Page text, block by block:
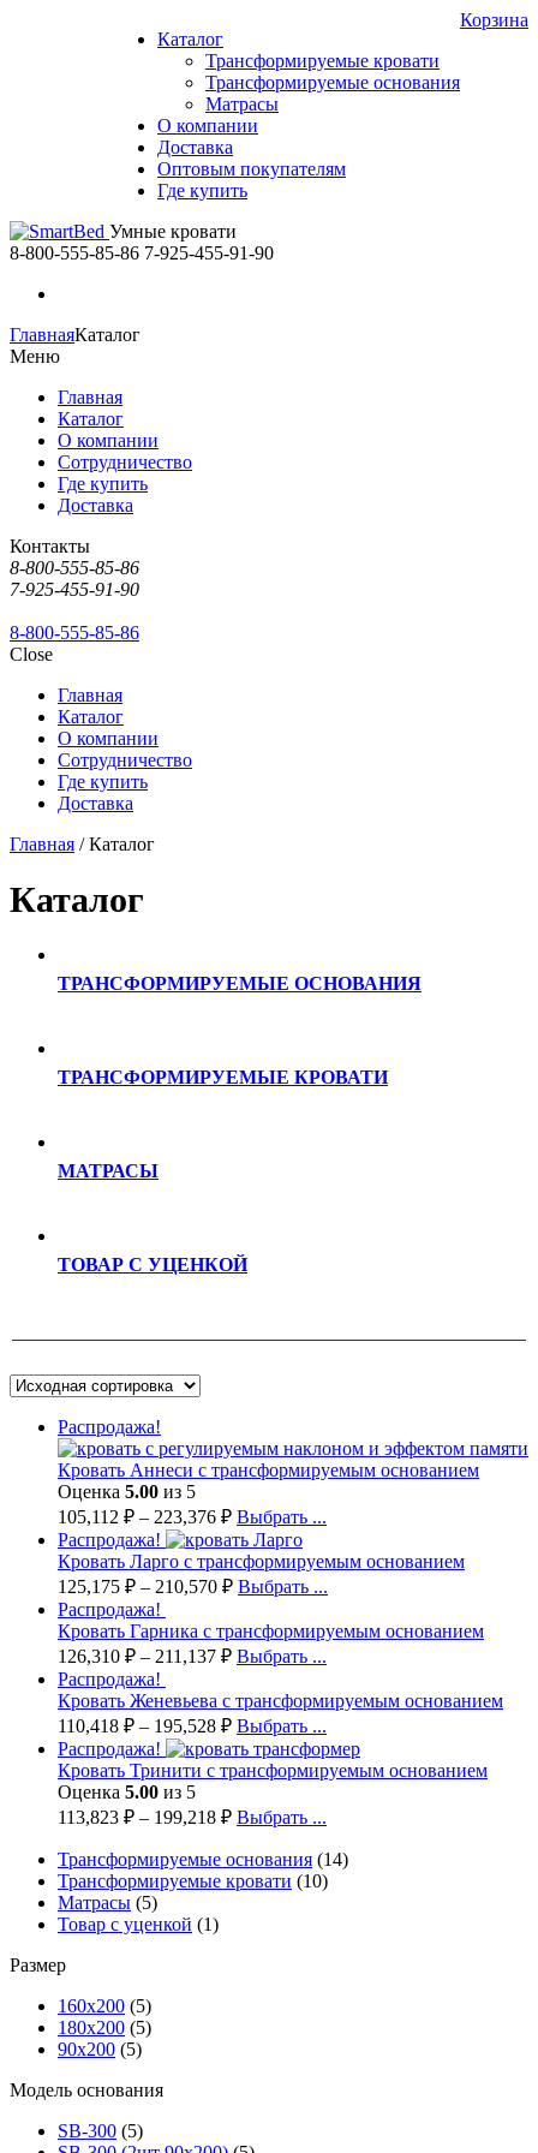
Каталог
Трансформируемые кровати
Трансформируемые основания
Матрасы
О компании
Доставка
Оптовым покупателям
Где купить
Корзина
Умные кровати
8-800-555-85-86 7-925-455-91-90
ГлавнаяКаталог
Меню
Главная
Каталог
О компании
Сотрудничество
Где купить
Доставка
Контакты
8-800-555-85-86
7-925-455-91-90
8-800-555-85-86
Close
Главная
Каталог
О компании
Сотрудничество
Где купить
Доставка
Главная / Каталог
Каталог
ТРАНСФОРМИРУЕМЫЕ ОСНОВАНИЯ
ТРАНСФОРМИРУЕМЫЕ КРОВАТИ
МАТРАСЫ
ТОВАР С УЦЕНКОЙ
Распродажа!
Кровать Аннеси с трансформируемым основанием
Оценка 5.00 из 5
105,112 ₽ – 223,376 ₽ Выбрать ...
Распродажа!
Кровать Ларго с трансформируемым основанием
125,175 ₽ – 210,570 ₽ Выбрать ...
Распродажа!
Кровать Гарника с трансформируемым основанием
126,310 ₽ – 211,137 ₽ Выбрать ...
Распродажа!
Кровать Женевьева с трансформируемым основанием
110,418 ₽ – 195,528 ₽ Выбрать ...
Распродажа!
Кровать Тринити с трансформируемым основанием
Оценка 5.00 из 5
113,823 ₽ – 199,218 ₽ Выбрать ...
Трансформируемые основания (14)
Трансформируемые кровати (10)
Матрасы (5)
Товар с уценкой (1)
Размер
160х200 (5)
180х200 (5)
90х200 (5)
Модель основания
SB-300 (5)